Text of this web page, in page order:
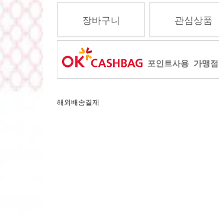
장바구니 관심상품
포인트사용 가맹점
해외배송결제